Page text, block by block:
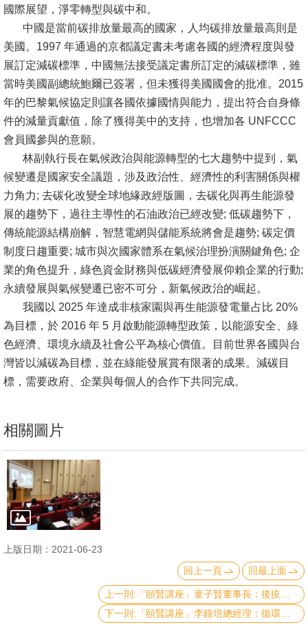
究
消
息
公
告
國
際
高
教
深
耕
辦
及
文
件
心
&
輔
捐
款
國際展望，淨零轉型與碳中和。
中國是當前碳排放量最高的國家，人均碳排放量最高則是
美國。1997 年通過的京都議定書未考慮各國的經濟程度與發
展訂定減碳標準，中國無法接受議定書所訂定的減碳標準，雖
當時美國副總統鮑爾已簽署，但未獲得美國國會的批准。2015
年的巴黎氣候協定則讓各國依據國情與能力，提出符合自身條
件的減量貢獻值，除了獲得美中的支持，也增加各 UNFCCC
會員國參與的意願。
林副執行長在氣候政治與能源轉型的七大趨勢中提到，氣
候變遷是國家安全議題，涉及政治性、經濟性的利害關係與權
力角力; 去碳化改變全球地緣政經版圖，去碳化與再生能源發
展的趨勢下，過往主導性的石油政治已經改變; 低碳趨勢下，
傳統能源結構崩解，智慧電網與儲能系統將會是趨勢; 碳定價
制度日趨重要; 城市與次國家體系在氣候治理扮演關鍵角色; 企
業的角色提升，綠色資金財務與低碳經濟發展仰賴企業的行動;
永續發展與氣候變遷已密不可分，新氣候政治的崛起。
我國以 2025 年達成非核家園與再生能源發電量占比 20%
為目標，於 2016 年 5 月啟動能源轉型政策，以能源安全、綠
色經濟、環境永續及社會公平為核心價值。目前世界各國與台
灣皆以減碳為目標，並在綠能發展賞有限著的成果。減碳目
標，需要政府、企業與每個人的合作下共同完成。
相關圖片
上版日期：2021-06-23
回上一頁
回最上面